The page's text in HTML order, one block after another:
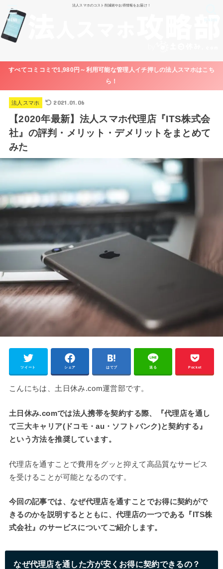
法人スマホのコスト削減術やお得情報をお届け！
MENU
すべてコミコミで1,980円～利用可能な管理人イチ押しの法人スマホはこち
ら！
法人スマホ 2021.01.06
【2020年最新】法人スマホ代理店『ITS株式会
社』の評判・メリット・デメリットをまとめて
みた
ツイート シェア はてブ 送る Pocket
こんにちは、土日休み.com運営部です。
土日休み.comでは法人携帯を契約する際、『代理店を通し
て三大キャリア(ドコモ・au・ソフトバンク)と契約する』
という方法を推奨しています。
代理店を通すことで費用をグッと抑えて高品質なサービス
を受けることが可能となるのです。
今回の記事では、なぜ代理店を通すことでお得に契約がで
きるのかを説明するとともに、代理店の一つである『ITS株
式会社』のサービスについてご紹介します。
なぜ代理店を通した方が安くお得に契約できるの？